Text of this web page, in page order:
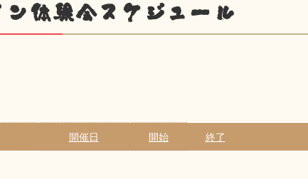
ン体験会スケジュール
開催日 開始 終了